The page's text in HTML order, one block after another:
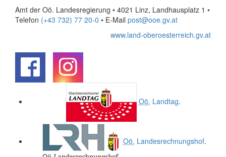
Amt der Oö. Landesregierung • 4021 Linz, Landhausplatz 1 •
Telefon (+43 732) 77 20-0 • E-Mail post@ooe.gv.at
www.land-oberoesterreich.gv.at
Oö. Landtag.
Oö. Landesrechnungshof.